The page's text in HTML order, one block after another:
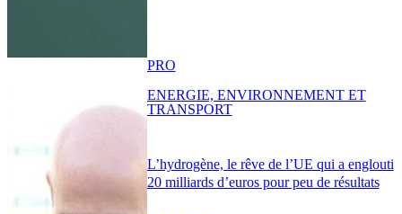
L’hydrogène, le rêve de l’UE qui a englouti
20 milliards d’euros pour peu de résultats
PRO
ENERGIE, ENVIRONNEMENT ET
TRANSPORT